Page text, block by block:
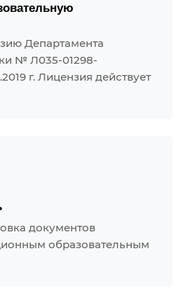
Департамента
№ Л035-01298-
г. Лицензия действует
документов
образовательным